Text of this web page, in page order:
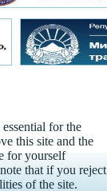
for the
this site and the
for yourself
that if you reject
of the site.